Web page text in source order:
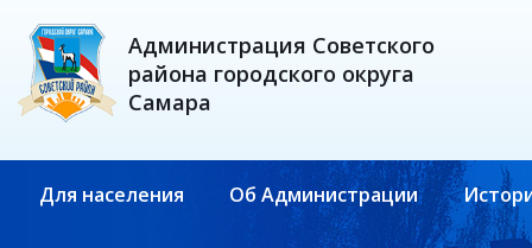
Администрация Советского
района городского округа
Самара
Для населения Об Администрации